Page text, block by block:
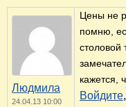
Людмила
24.04.13 10:00
Цены не
помню,
столовой
кажется,
Войдите